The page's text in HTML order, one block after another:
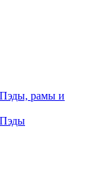
Пэды, рамы и
Пэды